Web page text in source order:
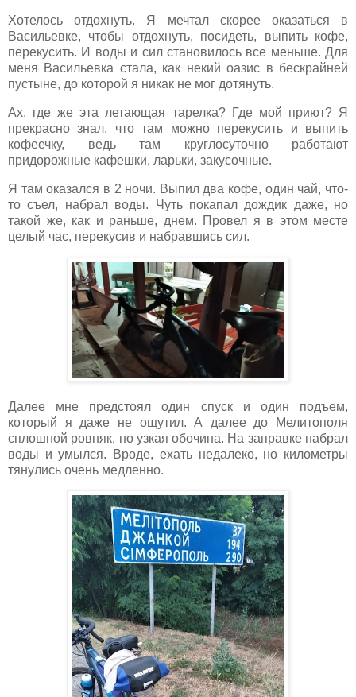
Хотелось отдохнуть. Я мечтал скорее оказаться в
Васильевке, чтобы отдохнуть, посидеть, выпить кофе,
перекусить. И воды и сил становилось все меньше. Для
меня Васильевка стала, как некий оазис в бескрайней
пустыне, до которой я никак не мог дотянуть.
Ах, где же эта летающая тарелка? Где мой приют? Я
прекрасно знал, что там можно перекусить и выпить
кофеечку, ведь там круглосуточно работают
придорожные кафешки, ларьки, закусочные.
Я там оказался в 2 ночи. Выпил два кофе, один чай, что-
то съел, набрал воды. Чуть покапал дождик даже, но
такой же, как и раньше, днем. Провел я в этом месте
целый час, перекусив и набравшись сил.
Далее мне предстоял один спуск и один подъем,
который я даже не ощутил. А далее до Мелитополя
сплошной ровняк, но узкая обочина. На заправке набрал
воды и умылся. Вроде, ехать недалеко, но километры
тянулись очень медленно.